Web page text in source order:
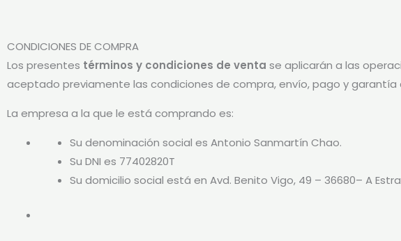
CONDICIONES DE COMPRA
Los presentes términos y condiciones de venta se aplicarán a las
aceptado previamente las condiciones de compra, envío, pago y garantía
La empresa a la que le está comprando es:
Su denominación social es Antonio Sanmartín Chao.
Su DNI es 77402820T
Su domicilio social está en Avd. Benito Vigo, 49 – 36680– A